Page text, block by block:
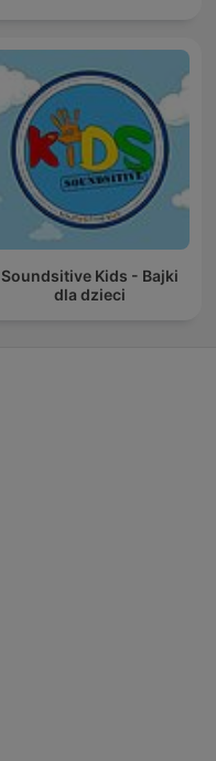
Soundsitive Kids - Bajki
dla dzieci